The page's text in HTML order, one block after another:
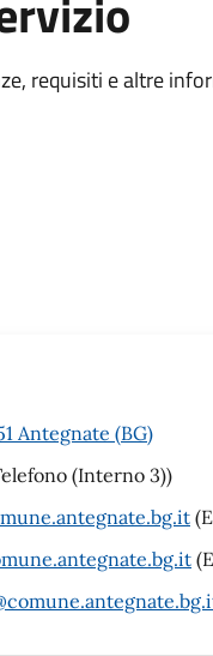
requisiti e altre
Antegnate (BG)
(Interno 3))